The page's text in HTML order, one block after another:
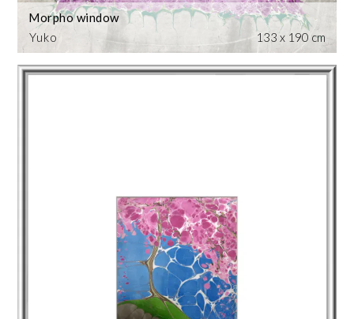
Yuko
Morpho window
133 x 190 cm